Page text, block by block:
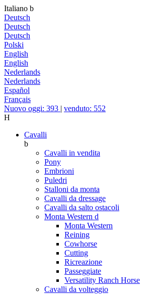
Italiano b
Deutsch
Deutsch
Deutsch
Polski
English
English
Nederlands
Nederlands
Español
Français
Nuovo oggi: 393 | venduto: 552
H
Cavalli
b
Cavalli in vendita
Pony
Embrioni
Puledri
Stalloni da monta
Cavalli da dressage
Cavalli da salto ostacoli
Monta Western d
Monta Western
Reining
Cowhorse
Cutting
Ricreazione
Passeggiate
Versatility Ranch Horse
Cavalli da volteggio